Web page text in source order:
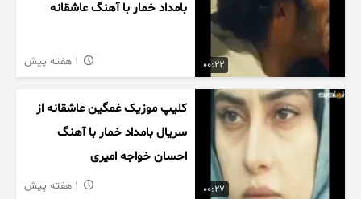
00:22
بامداد خمار با آهنگ عاشقانه
00:27
کلیپ موزیک غمگین عاشقانه از
سریال بامداد خمار با آهنگ
احسان خواجه امیری